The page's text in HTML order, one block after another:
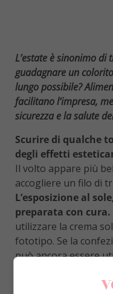
L’estate è sinonimo
guadagnare un
lungo possibile?
facilitano l’impresa,
sicurezza e la salute
Scurire di qualche
degli effetti
Il volto appare più
accogliere un filo di
L’esposizione al
preparata con cura.
utilizzare la crema
fototipo. Se la
può ancora essere
esaurisce nel giro